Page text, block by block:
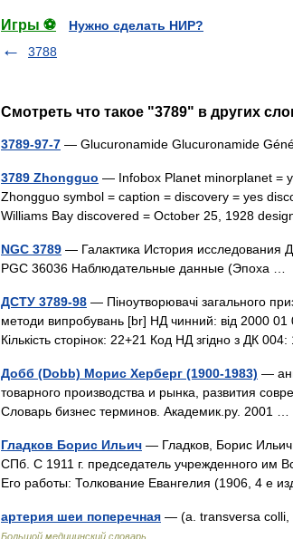
Игры ⚽
Нужно сделать НИР?
3788
Смотреть что такое "3789" в других
3789-97-7 — Glucuronamide Glucuronamide
3789 Zhongguo — Infobox Planet minorplanet =
Zhongguo symbol = caption = discovery = yes
Williams Bay discovered = October 25, 1928
NGC 3789 — Галактика История исследования
PGC 36036 Наблюдательные данные (Эпоха …
ДСТУ 3789-98 — Піноутворювачі загального
методи випробувань [br] НД чинний: від 2000
Кількість сторінок: 22+21 Код НД згідно з ДК
Добб (Dobb) Морис Херберг (1900-1983) —
товарного производства и рынка, развития
Словарь бизнес терминов. Академик.ру. 2001 …
Гладков Борис Ильич — Гладков, Борис
СПб. С 1911 г. председатель учрежденного им
Его работы: Толкование Евангелия (1906, 4 е
артерия шеи поперечная — (a. transversa colli,
Большой медицинский словарь